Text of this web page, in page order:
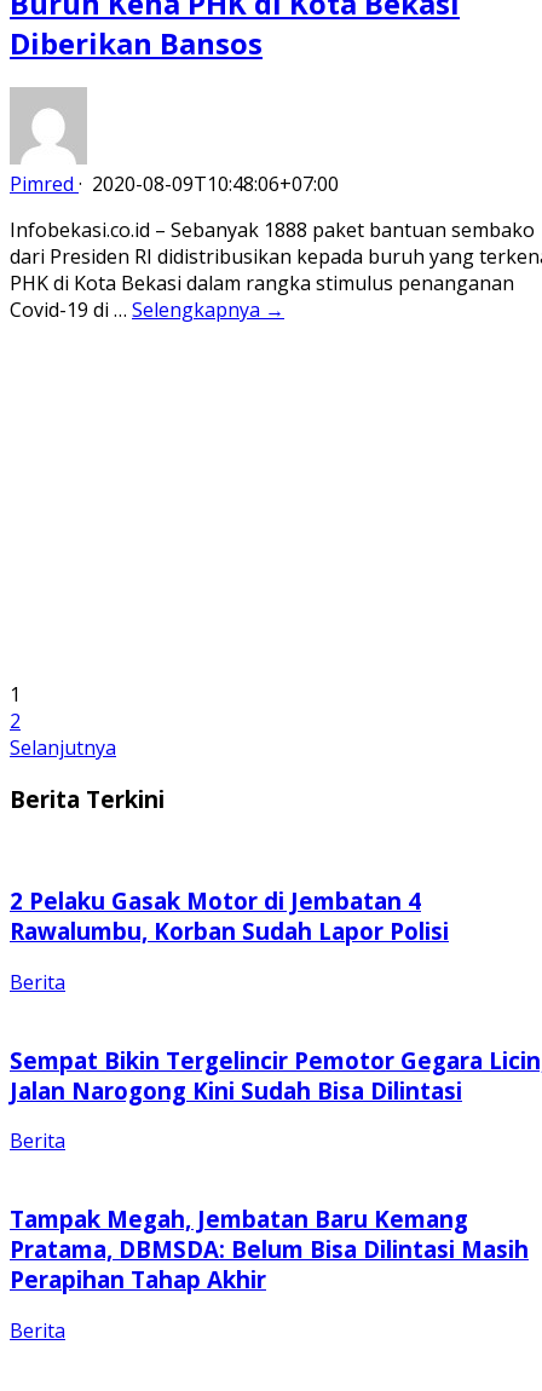
Diberikan Bansos
Pimred · 2020-08-09T10:48:06+07:00
Infobekasi.co.id – Sebanyak 1888 paket bantuan sembako
dari Presiden RI didistribusikan kepada buruh yang
PHK di Kota Bekasi dalam rangka stimulus penanganan
Covid-19 di … Selengkapnya →
1
2
Selanjutnya
Berita Terkini
2 Pelaku Gasak Motor di Jembatan 4
Rawalumbu, Korban Sudah Lapor Polisi
Berita
Sempat Bikin Tergelincir Pemotor Gegara
Jalan Narogong Kini Sudah Bisa Dilintasi
Berita
Tampak Megah, Jembatan Baru Kemang
Pratama, DBMSDA: Belum Bisa Dilintasi Masih
Perapihan Tahap Akhir
Berita